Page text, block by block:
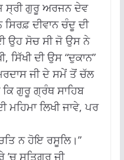
ਸ੍ਰੀ ਗੁਰੂ ਅਰਜਨ ਦੇਵ
ਸਿਰਫ਼ ਦੀਵਾਨ ਚੰਦੂ ਦੀ
ਉਹ ਸੋਚ ਸੀ ਜੋ ਉਸ ਨੇ
ਸਿੱਖੀ ਦੀ ਉਸ “ਦੁਕਾਨ”
ਜੀ ਦੇ ਸਮੇਂ ਤੋਂ ਚੱਲ
ਕਿ ਗੁਰੂ ਗ੍ਰੰਥ ਸਾਹਿਬ
ਮਹਿਮਾ ਲਿਖੀ ਜਾਵੇ, ਪਰ
ਨ ਹੋਇ ਰਸੂਲਿ।”
ਸਤਿਗੁਰੂ ਜੀ